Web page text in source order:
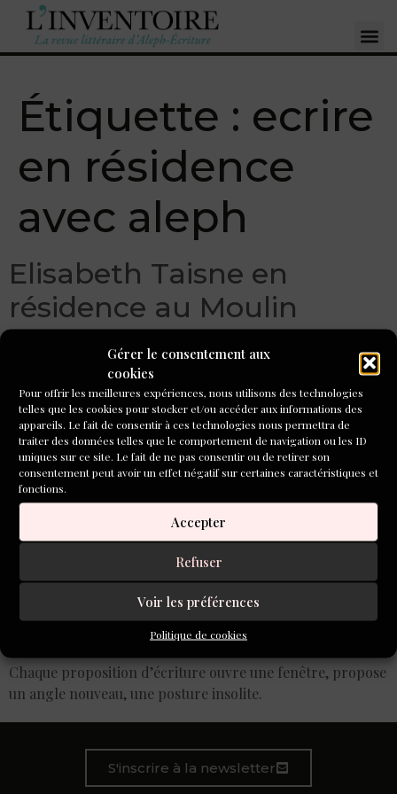
Gérer le consentement aux
cookies
Pour offrir les meilleures expériences, nous utilisons des technologies
telles que les cookies pour stocker et/ou accéder aux informations des
appareils. Le fait de consentir à ces technologies nous permettra de
traiter des données telles que le comportement de navigation ou les ID
uniques sur ce site. Le fait de ne pas consentir ou de retirer son
consentement peut avoir un effet négatif sur certaines caractéristiques et
fonctions.
Accepter
Refuser
Voir les préférences
Politique de cookies
Étiquette : ecrire
en résidence
avec aleph
Elisabeth Taisne en
résidence au Moulin
d’Andé : « écrire une suite
de fragments »
Chaque proposition d’écriture ouvre une fenêtre, propose
un angle nouveau, une posture insolite.
S'inscrire à la newsletter